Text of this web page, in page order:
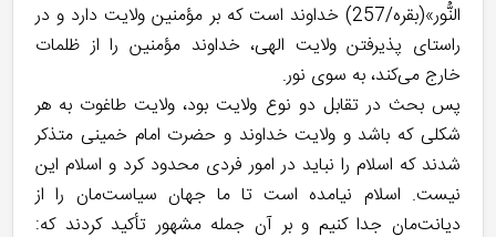
النُّور»(بقره/257) خداوند است که بر مؤمنین ولایت دارد و در
راستای پذیرفتن ولایت الهی، خداوند مؤمنین را از ظلمات
خارج می‌کند، به سوی نور.
پس بحث در تقابل دو نوع ولایت بود، ولایت طاغوت به هر
شکلی که باشد و ولایت خداوند و حضرت امام خمینی متذکر
شدند که اسلام را نباید در امور فردی محدود کرد و اسلام این
نیست. اسلام نیامده است تا ما جهان سیاست‌مان را از
دیانت‌مان جدا کنیم و بر آن جمله مشهور تأکید کردند که: